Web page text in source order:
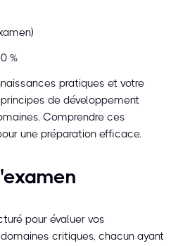
%
pratiques et votre
de développement
Comprendre ces
une préparation efficace.
pour évaluer vos
critiques, chacun ayant